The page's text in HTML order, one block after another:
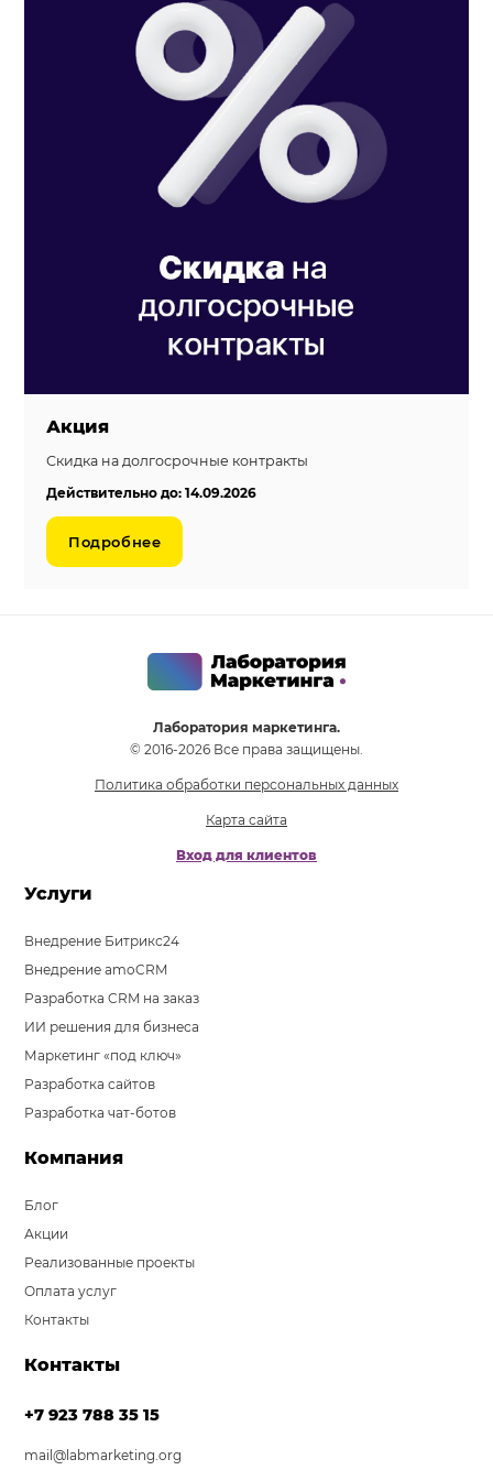
Акция
Скидка на долгосрочные контракты
Действительно до: 14.09.2026
Подробнее
Лаборатория маркетинга.
© 2016-2026 Все права защищены.
Политика обработки персональных данных
Карта сайта
Вход для клиентов
Услуги
Внедрение Битрикс24
Внедрение amoCRM
Разработка CRM на заказ
ИИ решения для бизнеса
Маркетинг «под ключ»
Разработка сайтов
Разработка чат-ботов
Компания
Блог
Акции
Реализованные проекты
Оплата услуг
Контакты
Контакты
+7 923 788 35 15
mail@labmarketing.org